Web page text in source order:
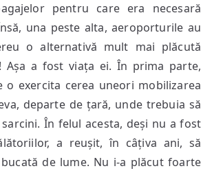
pentru care era necesară
una peste alta, aeroporturile au
o alternativă mult mai plăcută
Așa a fost viața ei. În prima parte,
o exercita cerea uneori mobilizarea
departe de țară, unde trebuia să
În felul acesta, deși nu a fost
a reușit, în câțiva ani, să
de lume. Nu i-a plăcut foarte